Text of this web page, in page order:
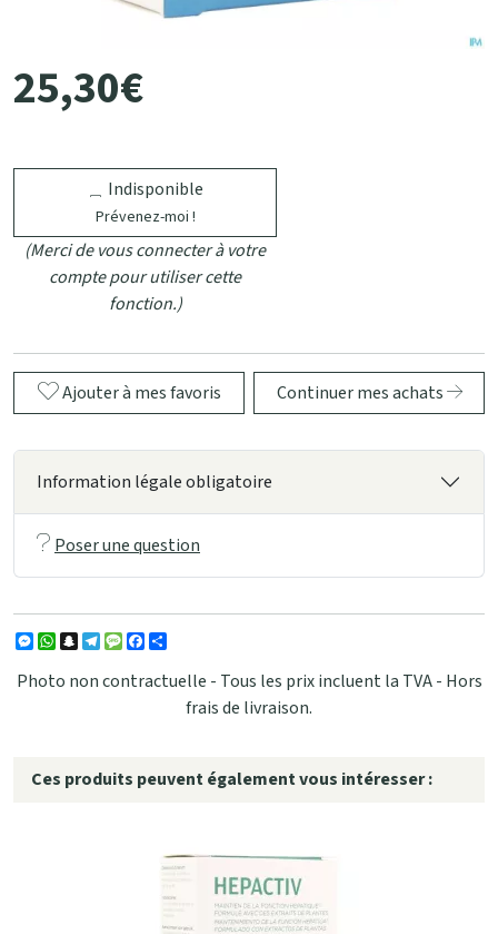
25,30€
Indisponible
Prévenez-moi !
(Merci de vous connecter à votre
compte pour utiliser cette
fonction.)
Ajouter à mes favoris Continuer mes achats
Information légale obligatoire
Poser une question
Messenger
WhatsApp
Snapchat
Telegram
MessageFacebook
Photo non contractuelle - Tous les prix incluent la TVA - Hors
frais de livraison.
Ces produits peuvent également vous intéresser :